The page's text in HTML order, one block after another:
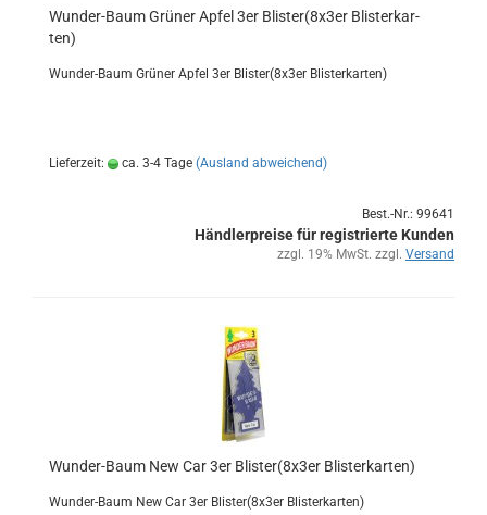
Wunder-​​Baum Grü­ner Apfel 3er Blis­ter(8x3er Blis­ter­kar­
ten)
Wunder-​Baum Grü­ner Apfel 3er Blis­ter(8x3er Blis­ter­kar­ten)
Lieferzeit: ca. 3-4 Tage (Ausland abweichend)
Best.-Nr.: 99641
Händlerpreise für registrierte Kunden
zzgl. 19% MwSt. zzgl. Versand
Wunder-​​Baum New Car 3er Blis­ter(8x3er Blis­ter­kar­ten)
Wunder-​Baum New Car 3er Blis­ter(8x3er Blis­ter­kar­ten)